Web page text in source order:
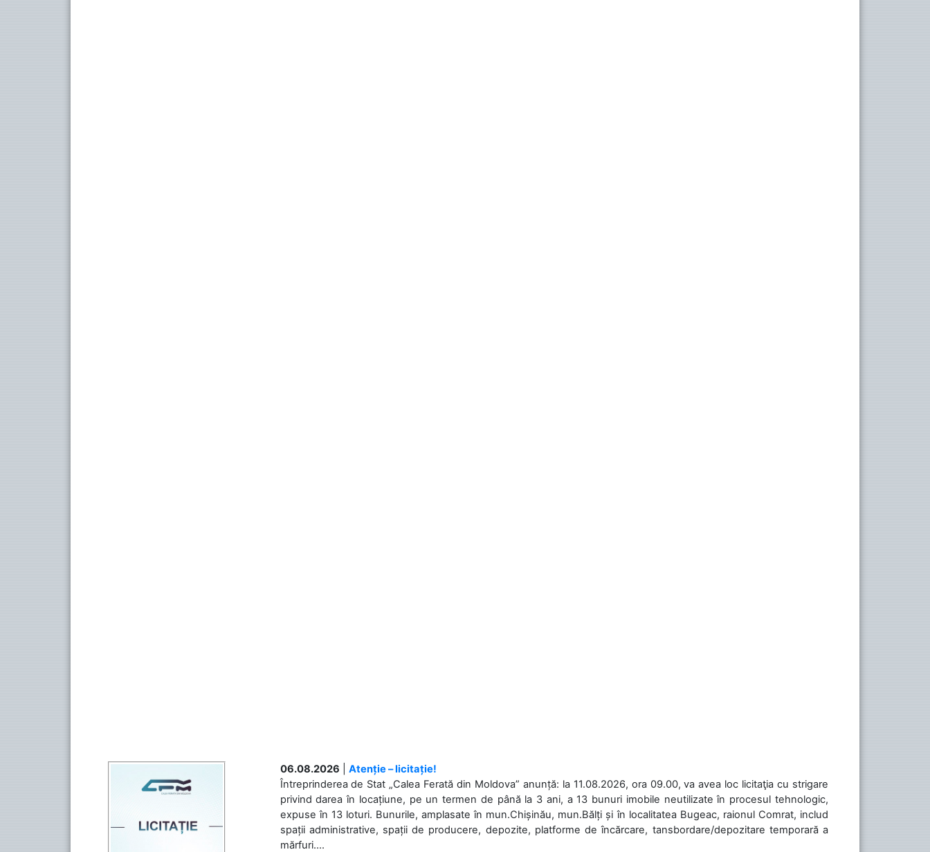
06.08.2026
Atenție – licitație!
Întreprinderea de Stat „Calea Ferată din Moldova” anunță: la 11.08.2026, ora 09.00, va avea loc licitaţia cu strigare
privind darea în locațiune, pe un termen de până la 3 ani, a 13 bunuri imobile neutilizate în procesul tehnologic,
expuse în 13 loturi. Bunurile, amplasate în mun.Chișinău, mun.Bălți și în localitatea Bugeac, raionul Comrat, includ
spații administrative, spații de producere, depozite, platforme de încărcare, tansbordare/depozitare temporară a
mărfuri....